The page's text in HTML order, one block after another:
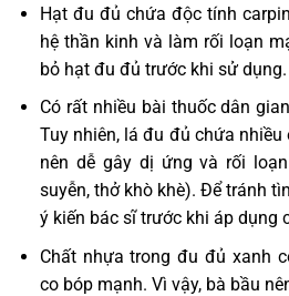
Hạt đu đủ chứa độc tính
hệ thần kinh và làm rối loạn
bỏ hạt đu đủ trước khi sử dụng.
Có rất nhiều bài thuốc dân
Tuy nhiên, lá đu đủ chứa
nên dễ gây dị ứng và rối
suyễn, thở khò khè). Để tránh
ý kiến ​​bác sĩ trước khi áp dụng
Chất nhựa trong đu đủ xanh
co bóp mạnh. Vì vậy, bà bầu